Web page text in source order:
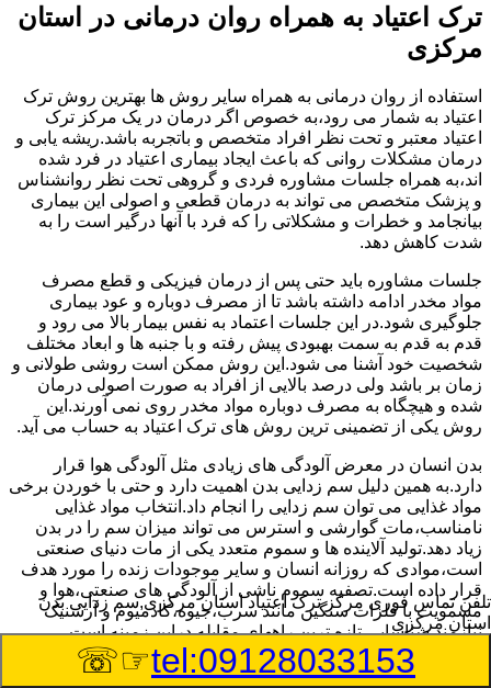
ترک اعتیاد به همراه روان درمانی در استان
مرکزی
استفاده از روان درمانی به همراه سایر روش ها بهترین روش ترک
اعتیاد به شمار می رود،به خصوص اگر درمان در یک مرکز ترک
اعتیاد معتبر و تحت نظر افراد متخصص و باتجربه باشد.ریشه یابی و
درمان مشکلات روانی که باعث ایجاد بیماری اعتیاد در فرد شده
اند،به همراه جلسات مشاوره فردی و گروهی تحت نظر روانشناس
و پزشک متخصص می تواند به درمان قطعی و اصولی این بیماری
بیانجامد و خطرات و مشکلاتی را که فرد با آنها درگیر است را به
شدت کاهش دهد.
جلسات مشاوره باید حتی پس از درمان فیزیکی و قطع مصرف
مواد مخدر ادامه داشته باشد تا از مصرف دوباره و عود بیماری
جلوگیری شود.در این جلسات اعتماد به نفس بیمار بالا می رود و
قدم به قدم به سمت بهبودی پیش رفته و با جنبه ها و ابعاد مختلف
شخصیت خود آشنا می شود.این روش ممکن است روشی طولانی و
زمان بر باشد ولی درصد بالایی از افراد به صورت اصولی درمان
شده و هیچگاه به مصرف دوباره مواد مخدر روی نمی آورند.این
روش یکی از تضمینی ترین روش های ترک اعتیاد به حساب می آید.
بدن انسان در معرض آلودگی های زیادی مثل آلودگی هوا قرار
دارد.به همین دلیل سم زدایی بدن اهمیت دارد و حتی با خوردن برخی
مواد غذایی می توان سم زدایی را انجام داد.انتخاب مواد غذایی
نامناسب،مات گوارشی و استرس می تواند میزان سم را در بدن
زیاد دهد.تولید آلاینده ها و سموم متعدد یکی از مات دنیای صنعتی
است،موادی که روزانه انسان و سایر موجودات زنده را مورد هدف
قرار داده است.تصفیه سموم ناشی از آلودگی های صنعتی،هوا و
مسمویت با فلزات سنگین مانند سرب،جیوه،کادمیوم و آرسنیک
نیازمند شناسایی تازه ترین راههای مقابله دراین زمینه است.
سم زدایی بدن در استان مرکزی
تلفن تماس فوریمرکز ترک اعتیاد استان مرکزی,سم زدایی بدن
استان مرکزی
tel:09128033153
☞☏